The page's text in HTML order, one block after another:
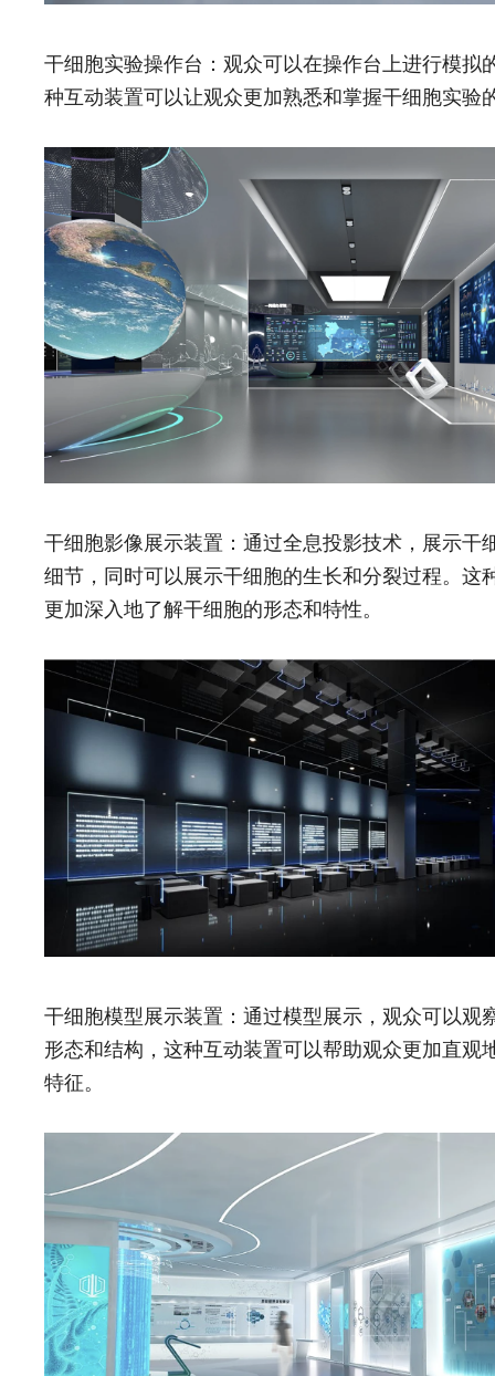
干细胞实验操作台：观众可以在操作台上进行模拟
种互动装置可以让观众更加熟悉和掌握干细胞实验
干细胞影像展示装置：通过全息投影技术，展示干
细节，同时可以展示干细胞的生长和分裂过程。这
更加深入地了解干细胞的形态和特性。
干细胞模型展示装置：通过模型展示，观众可以观
形态和结构，这种互动装置可以帮助观众更加直观
特征。